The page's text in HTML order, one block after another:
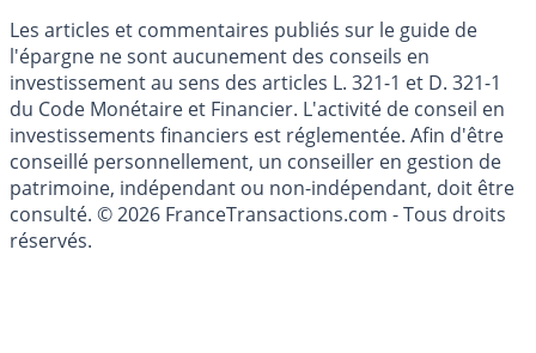
Les articles et commentaires publiés sur le guide de
l'épargne ne sont aucunement des conseils en
investissement au sens des articles L. 321-1 et D. 321-1
du Code Monétaire et Financier. L'activité de conseil en
investissements financiers est réglementée. Afin d'être
conseillé personnellement, un conseiller en gestion de
patrimoine, indépendant ou non-indépendant, doit être
consulté. © 2026 FranceTransactions.com - Tous droits
réservés.